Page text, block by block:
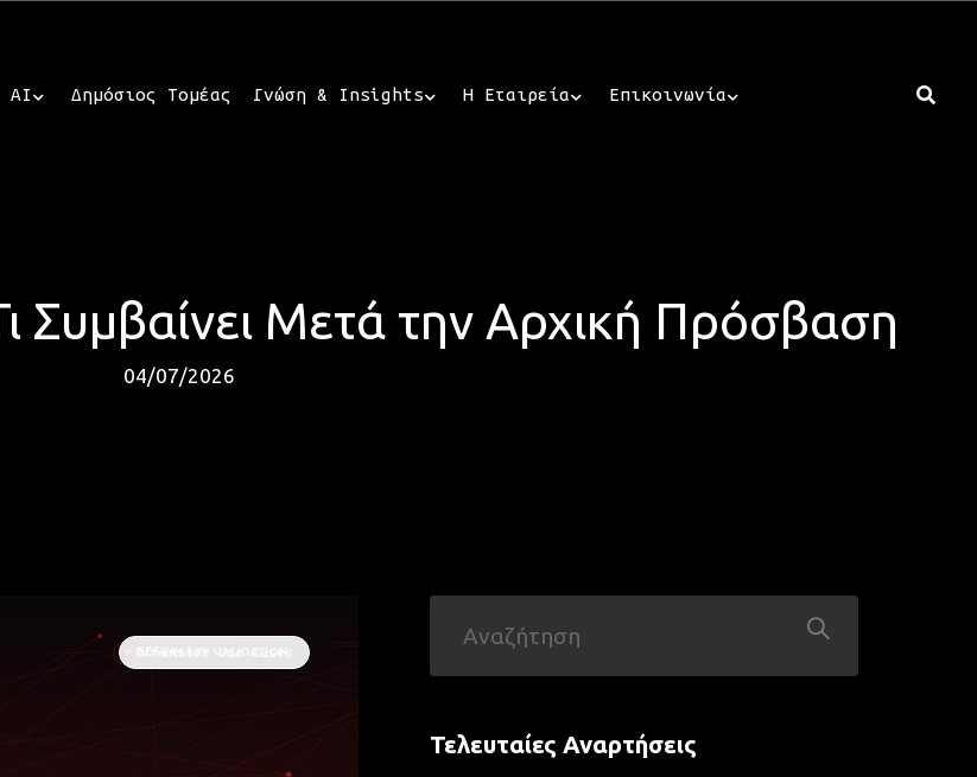
AI Δημόσιος Τομέας Γνώση & Insights Η Εταιρεία Επικοινωνία
Συμβαίνει Μετά την Αρχική Πρόσβαση
04/07/2026
Offensive Use Cases
Τελευταίες Αναρτήσεις